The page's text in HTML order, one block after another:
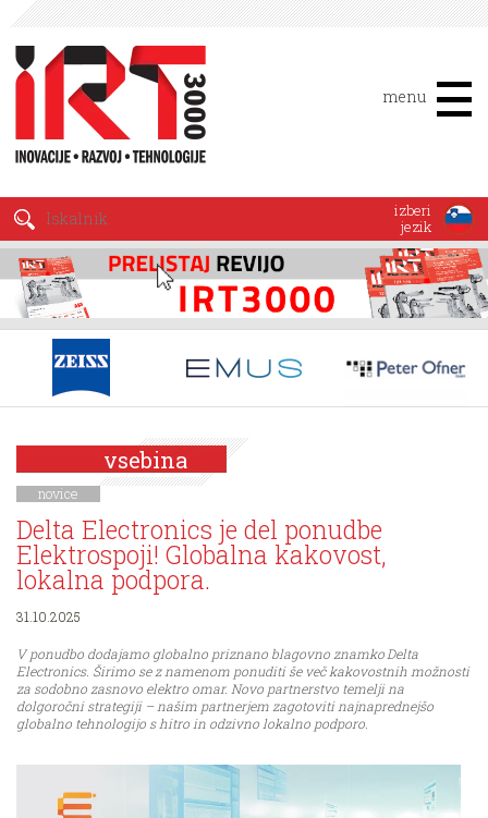
menu
izberi
jezik
vsebina
novice
Delta Electronics je del ponudbe
Elektrospoji! Globalna kakovost,
lokalna podpora.
31.10.2025
V ponudbo dodajamo globalno priznano blagovno znamko Delta
Electronics. Širimo se z namenom ponuditi še več kakovostnih možnosti
za sodobno zasnovo elektro omar. Novo partnerstvo temelji na
dolgoročni strategiji – našim partnerjem zagotoviti najnaprednejšo
globalno tehnologijo s hitro in odzivno lokalno podporo.